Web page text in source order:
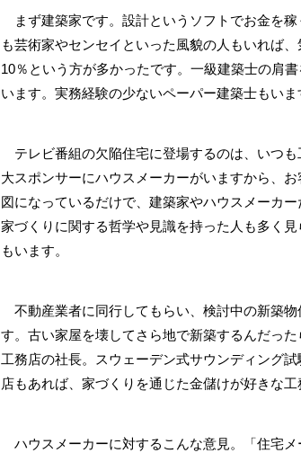
まず建築家です。設計というソフトでお金を
も芸術家やセンセイといった風貌の人もいれば
10％という方が多かったです。一級建築士の肩
います。実務経験の少ないペーパー建築士もいま
テレビ番組の欠陥住宅に登場するのは、いつ
大スポンサーにハウスメーカーがいますから、
図になっているだけで、建築家やハウスメーカ
家づくりに関する哲学や見識を持った人も多く
もいます。
不動産業者に同行してもらい、検討中の新築
す。古い家屋を壊してさら地で新築するんだっ
工務店の社長。スウェーデン式サウンディング
店もあれば、家づくりを通じた金儲けが好きな工
ハウスメーカーに対するこんな意見。「住宅